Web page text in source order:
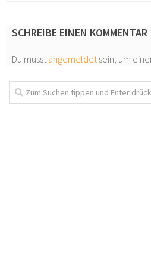
SCHREIBE EINEN KOMMENTAR
Du musstangemeldetsein, um